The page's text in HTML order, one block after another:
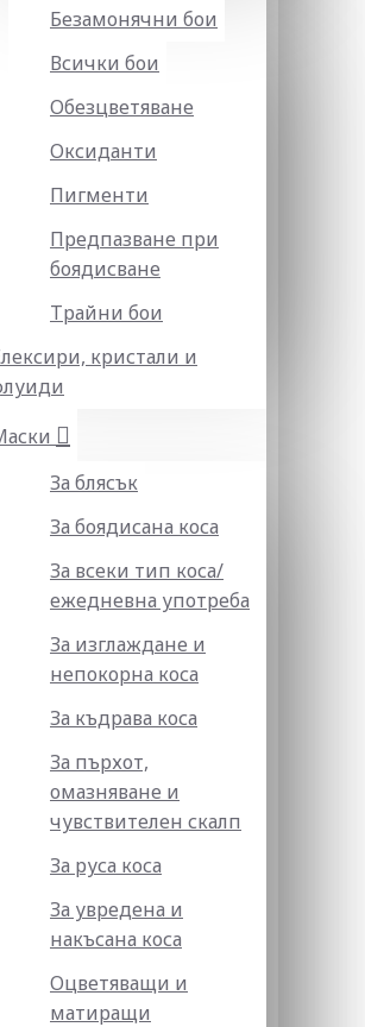
Безамонячни бои
Всички бои
Обезцветяване
Оксиданти
Пигменти
Предпазване при
боядисване
Трайни бои
кристали и
За блясък
За боядисана коса
За всеки тип коса/
ежедневна употреба
За изглаждане и
непокорна коса
За къдрава коса
За пърхот,
омазняване и
чувствителен скалп
За руса коса
За увредена и
накъсана коса
Оцветяващи и
матиращи